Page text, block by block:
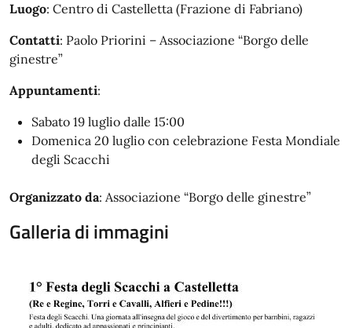
Luogo: Centro di Castelletta (Frazione di Fabriano)
Contatti: Paolo Priorini – Associazione “Borgo delle
ginestre”
Appuntamenti:
Sabato 19 luglio dalle 15:00
Domenica 20 luglio con celebrazione Festa Mondiale
degli Scacchi
Organizzato da: Associazione “Borgo delle ginestre”
Galleria di immagini